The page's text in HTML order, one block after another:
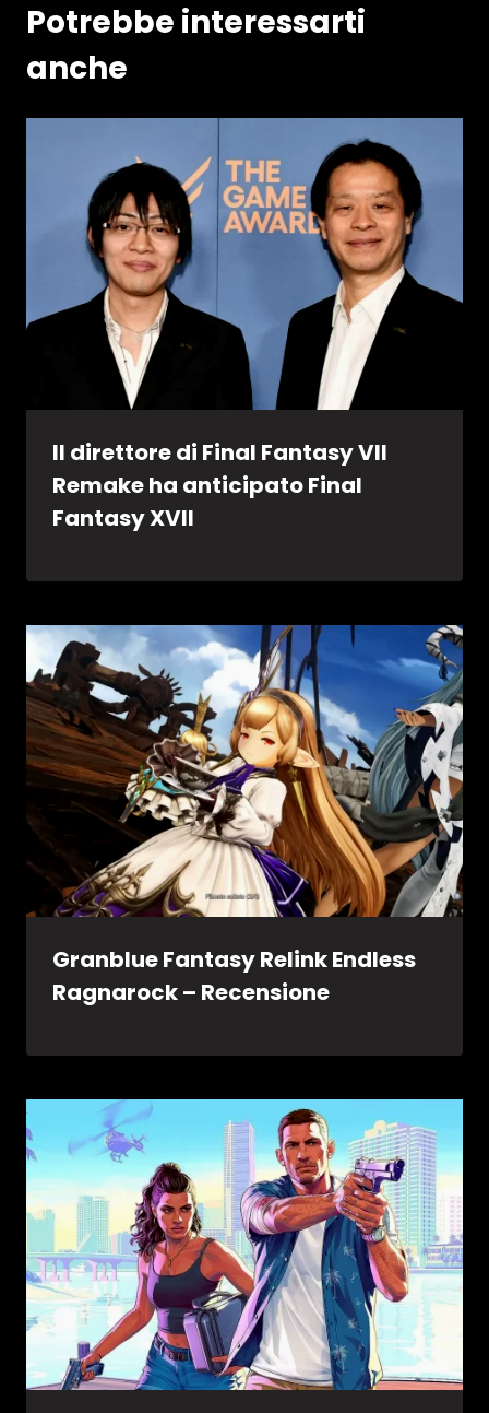
Potrebbe interessarti
anche
Il direttore di Final Fantasy VII
Remake ha anticipato Final
Fantasy XVII
Granblue Fantasy Relink Endless
Ragnarock – Recensione